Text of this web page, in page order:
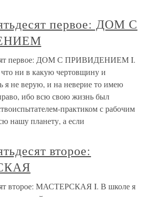
первое: ДОМ С
первое: ДОМ С ПРИВИДЕНИЕМ I.
ни в какую чертовщину и
я не верую, и на неверие то имею
ибо всю свою жизнь был
практиком с рабочим
нашу планету, а если
второе:
второе: МАСТЕРСКАЯ I. В школе я